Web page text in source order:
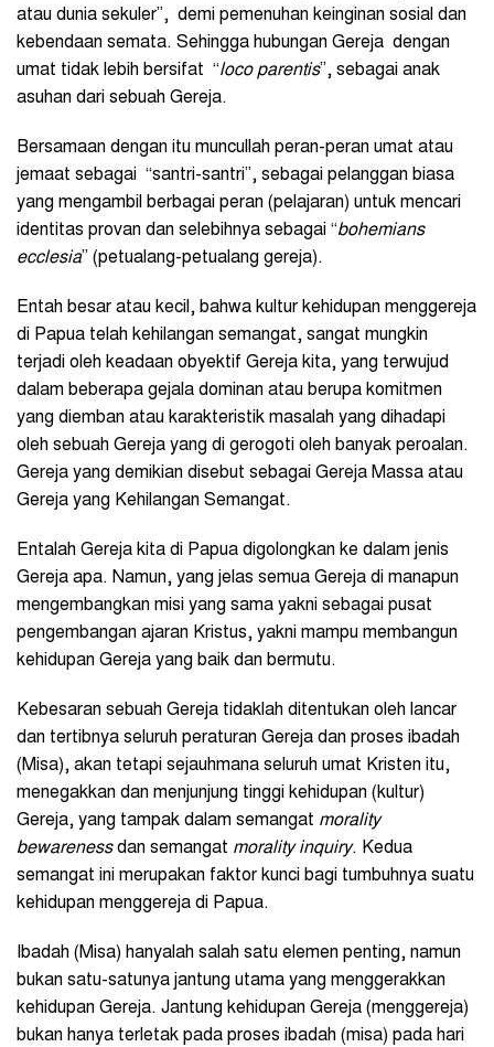
atau dunia sekuler”, demi pemenuhan keinginan sosial dan
kebendaan semata. Sehingga hubungan Gereja dengan
umat tidak lebih bersifat “loco parentis”, sebagai anak
asuhan dari sebuah Gereja.
Bersamaan dengan itu muncullah peran-peran umat atau
jemaat sebagai “santri-santri”, sebagai pelanggan biasa
yang mengambil berbagai peran (pelajaran) untuk mencari
identitas provan dan selebihnya sebagai “bohemians
ecclesia” (petualang-petualang gereja).
Entah besar atau kecil, bahwa kultur kehidupan menggereja
di Papua telah kehilangan semangat, sangat mungkin
terjadi oleh keadaan obyektif Gereja kita, yang terwujud
dalam beberapa gejala dominan atau berupa komitmen
yang diemban atau karakteristik masalah yang dihadapi
oleh sebuah Gereja yang di gerogoti oleh banyak peroalan.
Gereja yang demikian disebut sebagai Gereja Massa atau
Gereja yang Kehilangan Semangat.
Entalah Gereja kita di Papua digolongkan ke dalam jenis
Gereja apa. Namun, yang jelas semua Gereja di manapun
mengembangkan misi yang sama yakni sebagai pusat
pengembangan ajaran Kristus, yakni mampu membangun
kehidupan Gereja yang baik dan bermutu.
Kebesaran sebuah Gereja tidaklah ditentukan oleh lancar
dan tertibnya seluruh peraturan Gereja dan proses ibadah
(Misa), akan tetapi sejauhmana seluruh umat Kristen itu,
menegakkan dan menjunjung tinggi kehidupan (kultur)
Gereja, yang tampak dalam semangat morality
bewarenessdan semangat morality inquiry. Kedua
semangat ini merupakan faktor kunci bagi tumbuhnya suatu
kehidupan menggereja di Papua.
Ibadah (Misa) hanyalah salah satu elemen penting, namun
bukan satu-satunya jantung utama yang menggerakkan
kehidupan Gereja. Jantung kehidupan Gereja (menggereja)
bukan hanya terletak pada proses ibadah (misa) pada hari